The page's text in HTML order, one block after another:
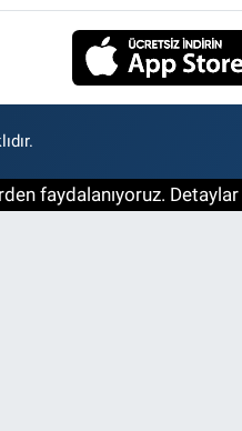
faydalanıyoruz. Detaylar